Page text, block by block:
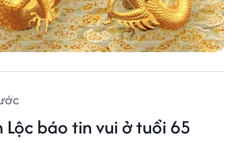
Lộc báo tin vui ở tuổi 65